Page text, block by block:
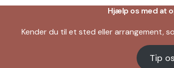
Hjælp os med at
Kender du til et sted eller arrangement,
Tip os